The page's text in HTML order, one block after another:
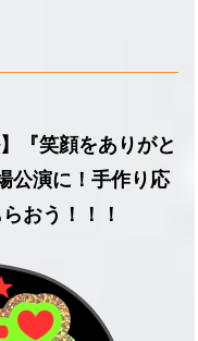
『笑顔をありがと
公演に！手作り応
おう！！！